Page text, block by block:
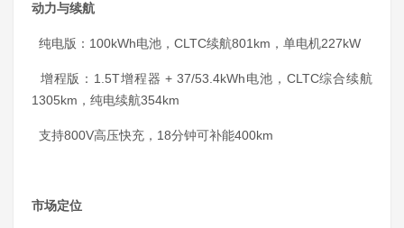
动力与续航
纯电版：100kWh电池，CLTC续航801km，单电机227kW
增程版：1.5T增程器 + 37/53.4kWh电池，CLTC综合续航
1305km，纯电续航354km
支持800V高压快充，18分钟可补能400km
市场定位